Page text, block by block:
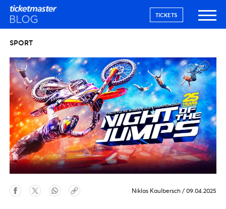
TICKETS
SPORT
Niklas Kaulbersch / 09.04.2025